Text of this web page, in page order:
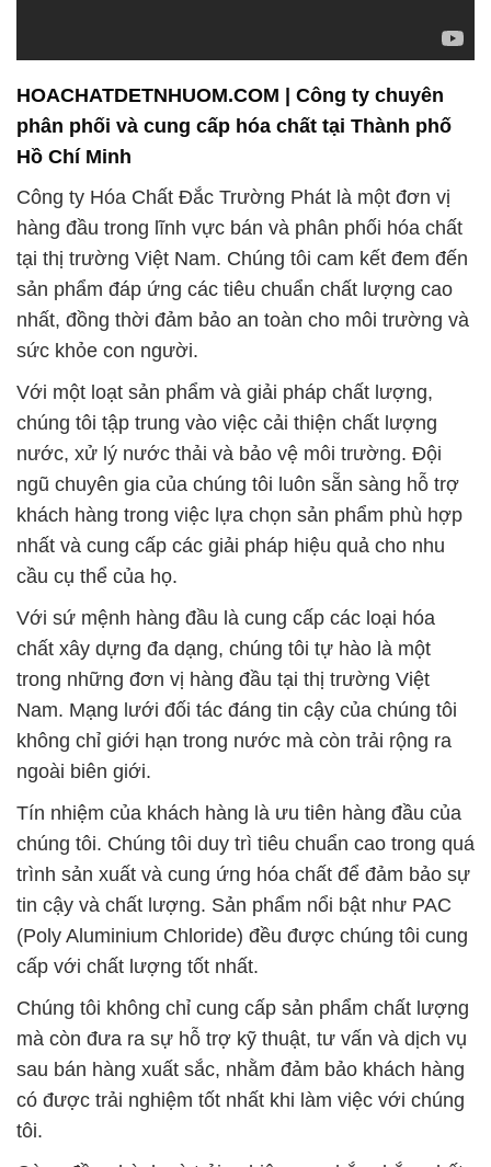
HOACHATDETNHUOM.COM | Công ty chuyên
phân phối và cung cấp hóa chất tại Thành phố
Hồ Chí Minh
Công ty Hóa Chất Đắc Trường Phát là một đơn vị
hàng đầu trong lĩnh vực bán và phân phối hóa chất
tại thị trường Việt Nam. Chúng tôi cam kết đem đến
sản phẩm đáp ứng các tiêu chuẩn chất lượng cao
nhất, đồng thời đảm bảo an toàn cho môi trường và
sức khỏe con người.
Với một loạt sản phẩm và giải pháp chất lượng,
chúng tôi tập trung vào việc cải thiện chất lượng
nước, xử lý nước thải và bảo vệ môi trường. Đội
ngũ chuyên gia của chúng tôi luôn sẵn sàng hỗ trợ
khách hàng trong việc lựa chọn sản phẩm phù hợp
nhất và cung cấp các giải pháp hiệu quả cho nhu
cầu cụ thể của họ.
Với sứ mệnh hàng đầu là cung cấp các loại hóa
chất xây dựng đa dạng, chúng tôi tự hào là một
trong những đơn vị hàng đầu tại thị trường Việt
Nam. Mạng lưới đối tác đáng tin cậy của chúng tôi
không chỉ giới hạn trong nước mà còn trải rộng ra
ngoài biên giới.
Tín nhiệm của khách hàng là ưu tiên hàng đầu của
chúng tôi. Chúng tôi duy trì tiêu chuẩn cao trong quá
trình sản xuất và cung ứng hóa chất để đảm bảo sự
tin cậy và chất lượng. Sản phẩm nổi bật như PAC
(Poly Aluminium Chloride) đều được chúng tôi cung
cấp với chất lượng tốt nhất.
Chúng tôi không chỉ cung cấp sản phẩm chất lượng
mà còn đưa ra sự hỗ trợ kỹ thuật, tư vấn và dịch vụ
sau bán hàng xuất sắc, nhằm đảm bảo khách hàng
có được trải nghiệm tốt nhất khi làm việc với chúng
tôi.